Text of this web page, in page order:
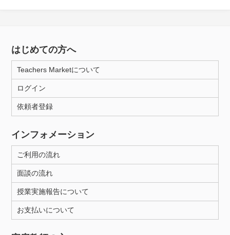
はじめての方へ
Teachers Marketについて
ログイン
依頼者登録
インフォメーション
ご利用の流れ
面談の流れ
授業実施報告について
お支払いについて